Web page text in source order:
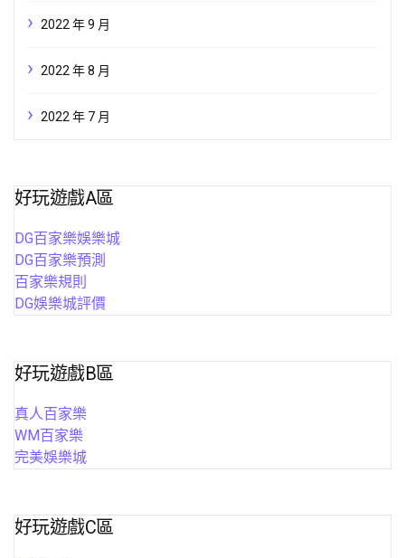
2022 年 9 月
2022 年 8 月
2022 年 7 月
好玩遊戲A區
DG百家樂娛樂城
DG百家樂預測
百家樂規則
DG娛樂城評價
好玩遊戲B區
真人百家樂
WM百家樂
完美娛樂城
好玩遊戲C區